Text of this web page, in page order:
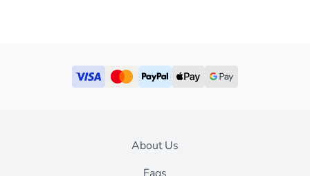
About Us
Faqs